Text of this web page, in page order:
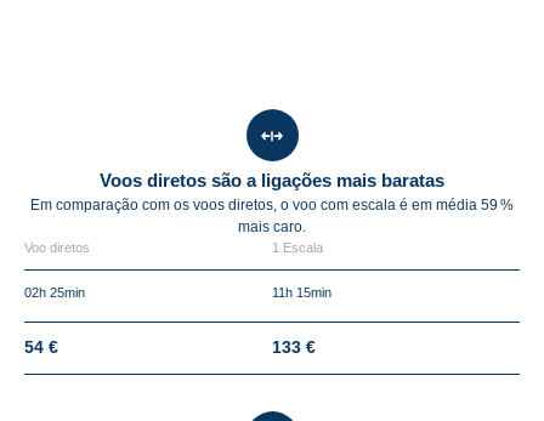
Voos diretos são a ligações mais baratas
Em comparação com os voos diretos, o voo com escala é em média 59 %
mais caro.
Voo diretos 1 Escala
02h 25min 11h 15min
54 € 133 €